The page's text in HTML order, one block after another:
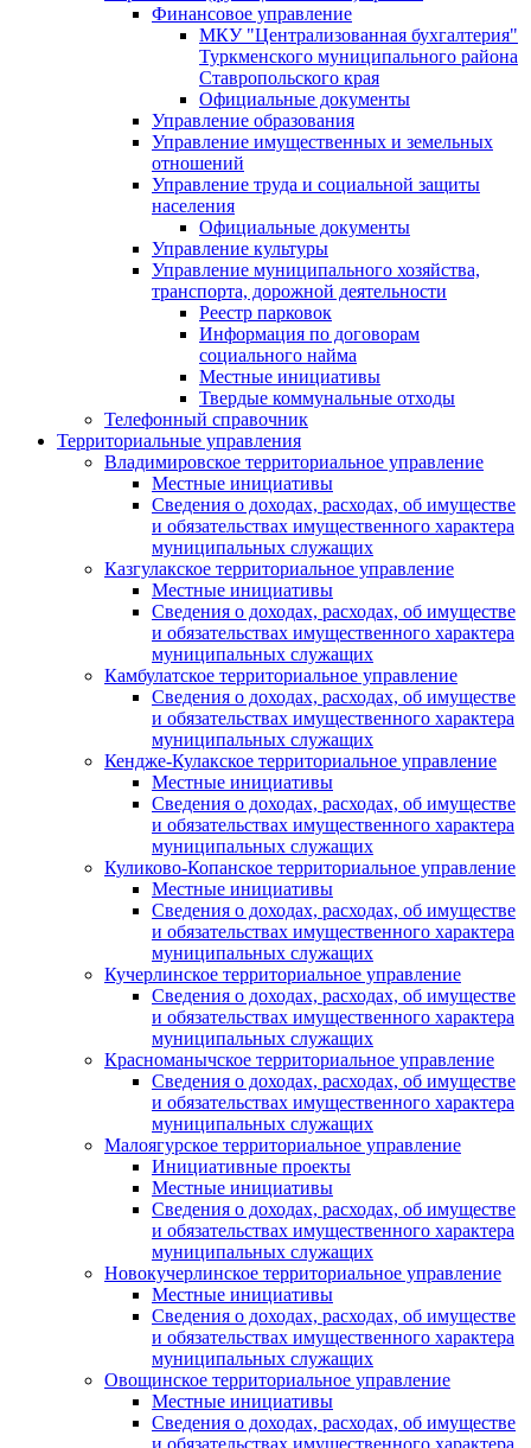
Финансовое управление
МКУ "Централизованная бухгалтерия"
Туркменского муниципального района
Ставропольского края
Официальные документы
Управление образования
Управление имущественных и земельных
отношений
Управление труда и социальной защиты
населения
Официальные документы
Управление культуры
Управление муниципального хозяйства,
транспорта, дорожной деятельности
Реестр парковок
Информация по договорам
социального найма
Местные инициативы
Твердые коммунальные отходы
Телефонный справочник
Территориальные управления
Владимировское территориальное управление
Местные инициативы
Сведения о доходах, расходах, об имуществе
и обязательствах имущественного характера
муниципальных служащих
Казгулакское территориальное управление
Местные инициативы
Сведения о доходах, расходах, об имуществе
и обязательствах имущественного характера
муниципальных служащих
Камбулатское территориальное управление
Сведения о доходах, расходах, об имуществе
и обязательствах имущественного характера
муниципальных служащих
Кендже-Кулакское территориальное управление
Местные инициативы
Сведения о доходах, расходах, об имуществе
и обязательствах имущественного характера
муниципальных служащих
Куликово-Копанское территориальное управление
Местные инициативы
Сведения о доходах, расходах, об имуществе
и обязательствах имущественного характера
муниципальных служащих
Кучерлинское территориальное управление
Сведения о доходах, расходах, об имуществе
и обязательствах имущественного характера
муниципальных служащих
Красноманычское территориальное управление
Сведения о доходах, расходах, об имуществе
и обязательствах имущественного характера
муниципальных служащих
Малоягурское территориальное управление
Инициативные проекты
Местные инициативы
Сведения о доходах, расходах, об имуществе
и обязательствах имущественного характера
муниципальных служащих
Новокучерлинское территориальное управление
Местные инициативы
Сведения о доходах, расходах, об имуществе
и обязательствах имущественного характера
муниципальных служащих
Овощинское территориальное управление
Местные инициативы
Сведения о доходах, расходах, об имуществе
и обязательствах имущественного характера